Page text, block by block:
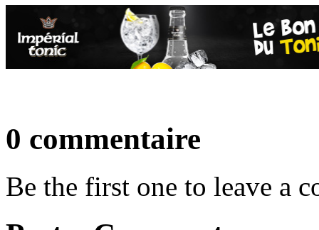
0 commentaire
Be the first one to leave a